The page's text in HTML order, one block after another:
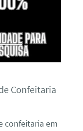
Confeitaria
confeitaria em